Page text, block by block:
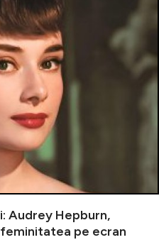
Audrey Hepburn,
pe ecran